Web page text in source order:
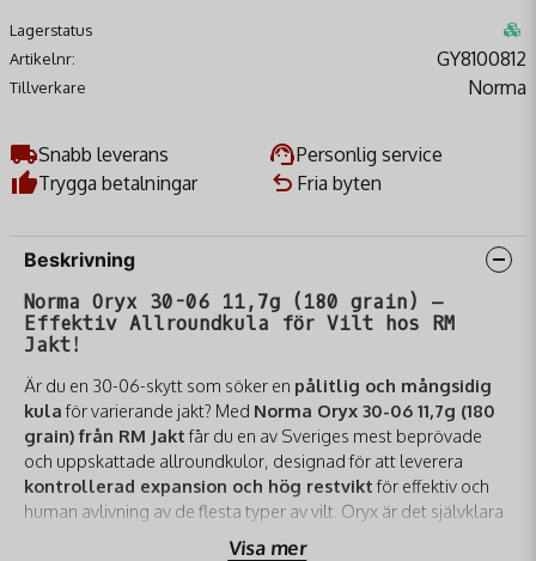
Lagerstatus
Artikelnr:
GY8100812
Tillverkare Norma
Snabb leverans
Personlig service
Trygga betalningar
Fria byten
Beskrivning
Norma Oryx 30-06 11,7g (180 grain) –
Effektiv Allroundkula för Vilt hos RM
Jakt!
Är du en 30-06-skytt som söker en pålitlig och mångsidig
kula för varierande jakt? Med Norma Oryx 30-06 11,7g (180
grain) från RM Jakt får du en av Sveriges mest beprövade
och uppskattade allroundkulor, designad för att leverera
kontrollerad expansion och hög restvikt för effektiv och
human avlivning av de flesta typer av vilt. Oryx är det självklara
valet för dig som vill ha en kula som presterar jämnt och säkert,
Visa mer